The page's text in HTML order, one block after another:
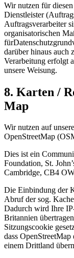
Wir nutzen für
Dienstleister
Auftragsverarbeiter
organisatorischen
für
darüber hinaus auch
Verarbeitung erfolgt
unsere Weisung.
8. Karten /
Map
Wir nutzen auf
OpenStreetMap
Dies ist ein
Foundation, St.
Cambridge, CB4
Die Einbindung der
Abruf der sog.
Dadurch wird Ihre
Britannien
Sitzungscookie
dass
einem Drittland